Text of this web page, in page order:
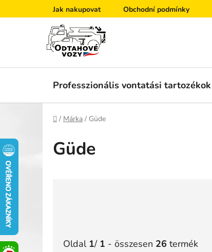
a
tartalomhoz
Jak nakupovat Obchodní podmínky
Professzionális vontatási tartozékok
Kezdőlap
/ Márka / Güde
Güde
Oldal 1/ 1 - összesen 26 termék